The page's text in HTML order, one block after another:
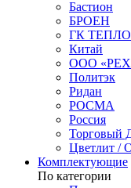
Бастион
БРОЕН
ГК
Китай
ООО
Политэк
Ридан
РОСМА
Россия
Торговый
Цветлит /
Комплектующие
По категории